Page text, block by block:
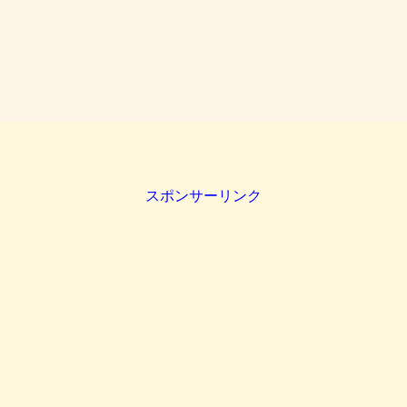
スポンサーリンク